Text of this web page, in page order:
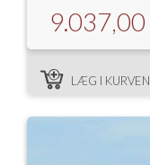
9.037,00
LÆG I KURVEN